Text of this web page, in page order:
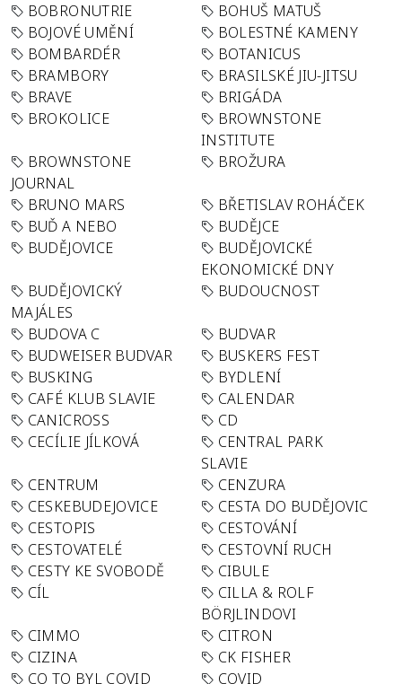
BOBRONUTRIE
BOHUŠ MATUŠ
BOJOVÉ UMĚNÍ
BOLESTNÉ KAMENY
BOMBARDÉR
BOTANICUS
BRAMBORY
BRASILSKÉ JIU-JITSU
BRAVE
BRIGÁDA
BROKOLICE
BROWNSTONE
INSTITUTE
BROWNSTONE
JOURNAL
BROŽURA
BRUNO MARS
BŘETISLAV ROHÁČEK
BUĎ A NEBO
BUDĚJCE
BUDĚJOVICE
BUDĚJOVICKÉ
EKONOMICKÉ DNY
BUDĚJOVICKÝ
MAJÁLES
BUDOUCNOST
BUDOVA C
BUDVAR
BUDWEISER BUDVAR
BUSKERS FEST
BUSKING
BYDLENÍ
CAFÉ KLUB SLAVIE
CALENDAR
CANICROSS
CD
CECÍLIE JÍLKOVÁ
CENTRAL PARK
SLAVIE
CENTRUM
CENZURA
CESKEBUDEJOVICE
CESTA DO BUDĚJOVIC
CESTOPIS
CESTOVÁNÍ
CESTOVATELÉ
CESTOVNÍ RUCH
CESTY KE SVOBODĚ
CIBULE
CÍL
CILLA & ROLF
BÖRJLINDOVI
CIMMO
CITRON
CIZINA
CK FISHER
CO TO BYL COVID
COVID